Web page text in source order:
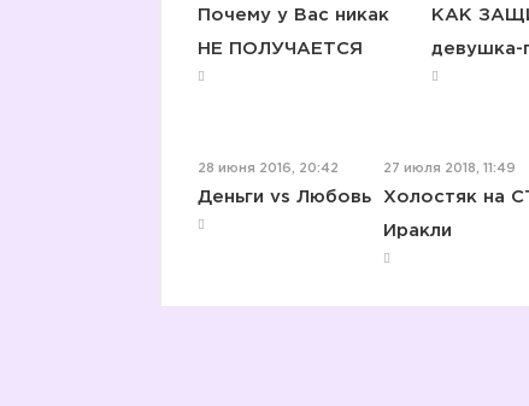
Почему у Вас никак
НЕ ПОЛУЧАЕТСЯ
КАК
девушка-
28 июня 2016, 20:42
Деньги vs Любовь
27 июля 2018, 11:49
Холостяк на
Иракли